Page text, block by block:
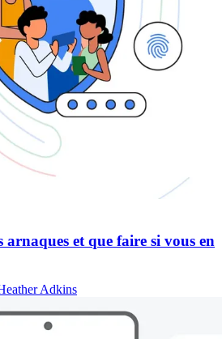
arnaques et que faire si vous en
Adkins